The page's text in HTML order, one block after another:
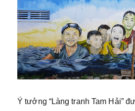
Ý tưởng “Làng tranh Tam Hải”